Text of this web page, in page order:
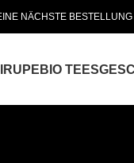
NÄCHSTE
BIO TEES